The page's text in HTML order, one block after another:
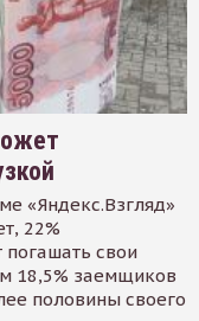
«Яндекс.Взгляд»
22%
погашать свои
18,5% заемщиков
половины своего